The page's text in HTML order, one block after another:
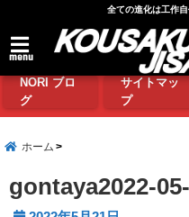
全ての進化は工作
menu
NORI ブロ
グ
サイトマッ
プ
ホーム
gontaya2022-